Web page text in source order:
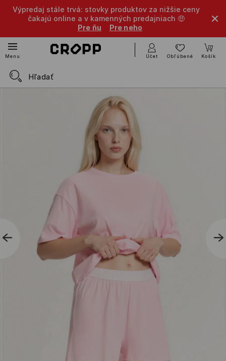
Výpredaj stále trvá: stovky produktov za nižšie ceny
čakajú online a v kamenných predajniach 🤑
Pre ňu
Pre neho
Menu Účet Obľúbené Košík